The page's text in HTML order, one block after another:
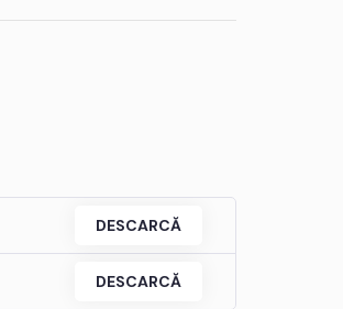
DESCARCĂ
DESCARCĂ